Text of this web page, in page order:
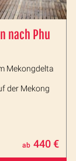
nach Phu
Mekongdelta
der Mekong
ab 440 €